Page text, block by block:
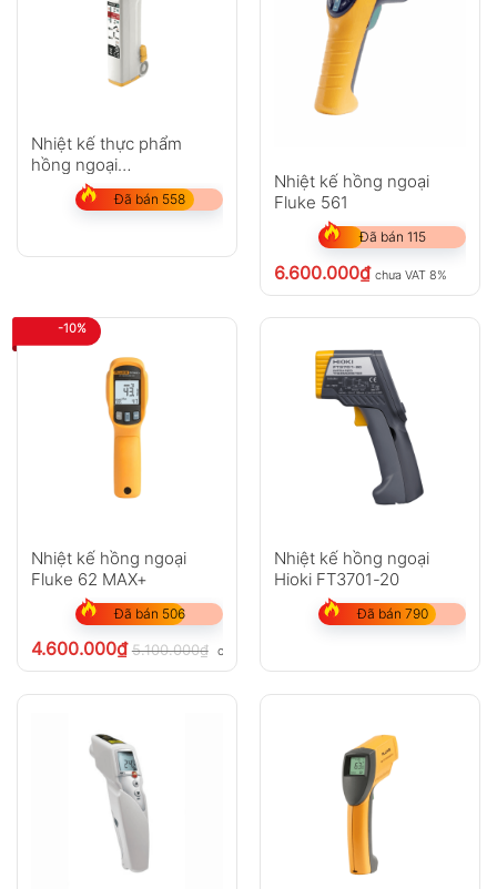
Nhiệt kế thực phẩm
hồng ngoại
Fluke FoodPro
Đã bán 558
Nhiệt kế hồng ngoại
Fluke 561
Đã bán 115
6.600.000₫ chưa VAT 8%
-10%
Nhiệt kế hồng ngoại
Fluke 62 MAX+
Đã bán 506
4.600.000₫ 5.100.000₫ chưa VAT 8%
Nhiệt kế hồng ngoại
Hioki FT3701-20
Đã bán 790